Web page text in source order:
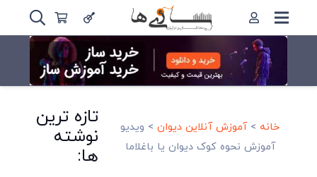
خانه >آموزش آنلاین دیوان> ویدیو
آموزش نحوه کوک دیوان یا باغلاما
تازه ترین
نوشته
ها: